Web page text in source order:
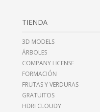
TIENDA
3D MODELS
ÁRBOLES
COMPANY LICENSE
FORMACIÓN
FRUTAS Y VERDURAS
GRATUITOS
HDRI CLOUDY